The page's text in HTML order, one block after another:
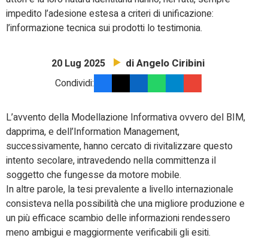
impedito l’adesione estesa a criteri di unificazione:
l’informazione tecnica sui prodotti lo testimonia.
20 Lug 2025 di Angelo Ciribini
Condividi:
L’avvento della Modellazione Informativa ovvero del BIM,
dapprima, e dell’Information Management,
successivamente, hanno cercato di rivitalizzare questo
intento secolare, intravedendo nella committenza il
soggetto che fungesse da motore mobile.
In altre parole, la tesi prevalente a livello internazionale
consisteva nella possibilità che una migliore produzione e
un più efficace scambio delle informazioni rendessero
meno ambigui e maggiormente verificabili gli esiti.